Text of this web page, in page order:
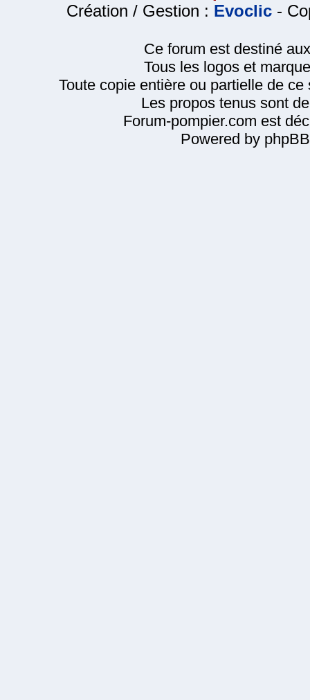
Création / Gestion : Evoclic -
Ce forum est destiné
Tous les logos et
Toute copie entière ou partielle de
Les propos tenus sont
Forum-pompier.com est
Powered by